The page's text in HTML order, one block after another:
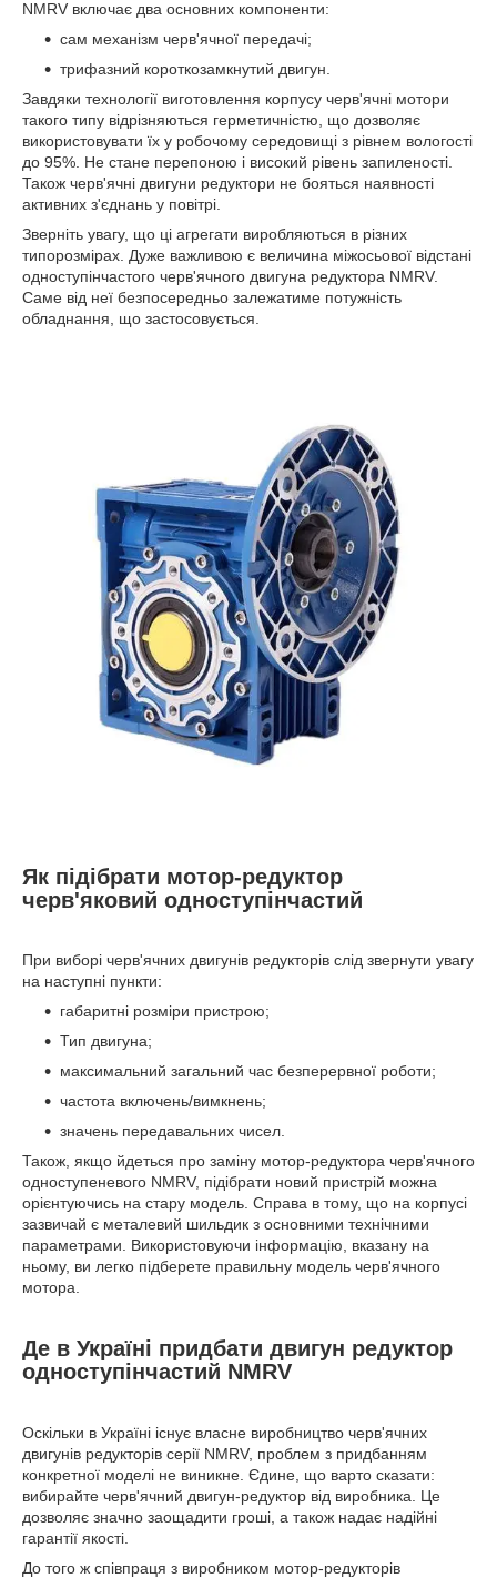
NMRV включає два основних компоненти:
сам механізм черв'ячної передачі;
трифазний короткозамкнутий двигун.
Завдяки технології виготовлення корпусу черв'ячні мотори
такого типу відрізняються герметичністю, що дозволяє
використовувати їх у робочому середовищі з рівнем вологості
до 95%. Не стане перепоною і високий рівень запиленості.
Також черв'ячні двигуни редуктори не бояться наявності
активних з'єднань у повітрі.
Зверніть увагу, що ці агрегати виробляються в різних
типорозмірах. Дуже важливою є величина міжосьової відстані
одноступінчастого черв'ячного двигуна редуктора NMRV.
Саме від неї безпосередньо залежатиме потужність
обладнання, що застосовується.
Як підібрати мотор-редуктор
черв'яковий одноступінчастий
При виборі черв'ячних двигунів редукторів слід звернути увагу
на наступні пункти:
габаритні розміри пристрою;
Тип двигуна;
максимальний загальний час безперервної роботи;
частота включень/вимкнень;
значень передавальних чисел.
Також, якщо йдеться про заміну мотор-редуктора черв'ячного
одноступеневого NMRV, підібрати новий пристрій можна
орієнтуючись на стару модель. Справа в тому, що на корпусі
зазвичай є металевий шильдик з основними технічними
параметрами. Використовуючи інформацію, вказану на
ньому, ви легко підберете правильну модель черв'ячного
мотора.
Де в Україні придбати двигун редуктор
одноступінчастий NMRV
Оскільки в Україні існує власне виробництво черв'ячних
двигунів редукторів серії NMRV, проблем з придбанням
конкретної моделі не виникне. Єдине, що варто сказати:
вибирайте черв'ячний двигун-редуктор від виробника. Це
дозволяє значно заощадити гроші, а також надає надійні
гарантії якості.
До того ж співпраця з виробником мотор-редукторів